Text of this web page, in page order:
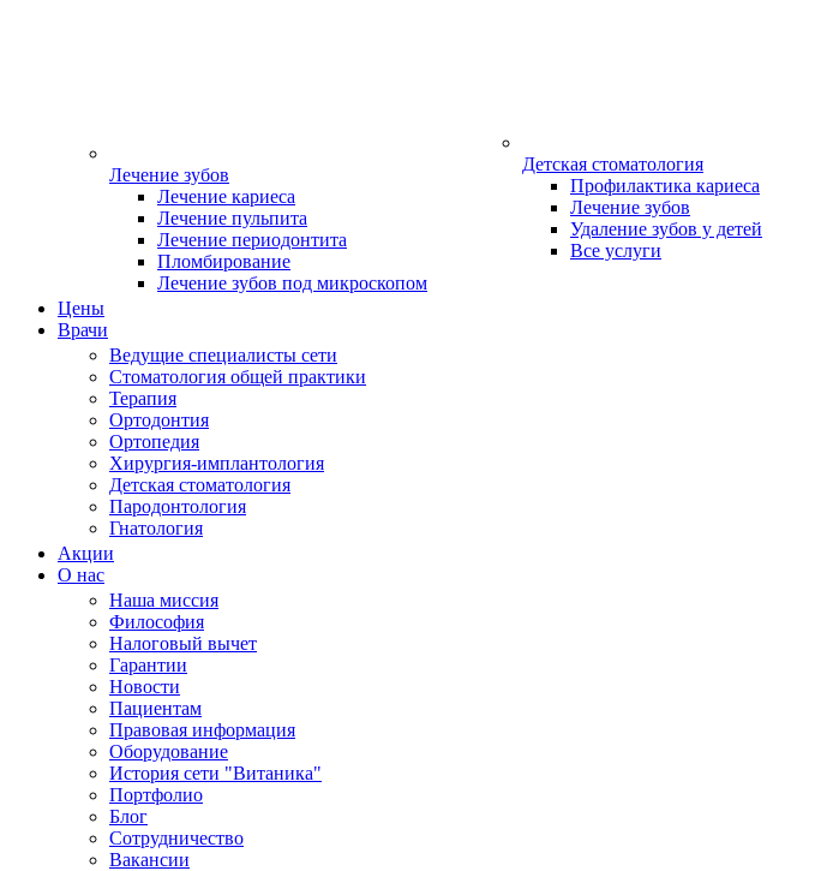
Лечение зубов
Лечение кариеса
Лечение пульпита
Лечение периодонтита
Пломбирование
Лечение зубов под микроскопом
Детская стоматология
Профилактика кариеса
Лечение зубов
Удаление зубов у детей
Все услуги
Цены
Врачи
Ведущие специалисты сети
Стоматология общей практики
Терапия
Ортодонтия
Ортопедия
Хирургия-имплантология
Детская стоматология
Пародонтология
Гнатология
Акции
О нас
Наша миссия
Философия
Налоговый вычет
Гарантии
Новости
Пациентам
Правовая информация
Оборудование
История сети "Витаника"
Портфолио
Блог
Сотрудничество
Вакансии